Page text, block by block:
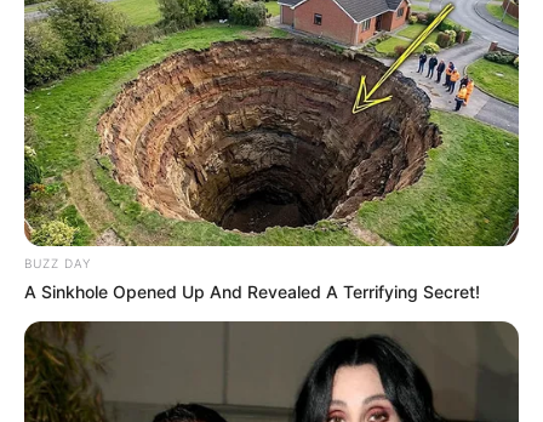
BUZZ DAY
A Sinkhole Opened Up And Revealed A Terrifying Secret!